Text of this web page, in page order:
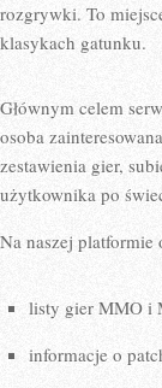
rozgrywki. To
klasykach gatunku.
Głównym celem
osoba
zestawienia gier,
użytkownika po
Na naszej platformie
listy gier MMO i
informacje o